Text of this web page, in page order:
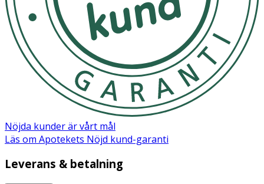
Nöjda kunder är vårt mål
Läs om Apotekets Nöjd kund-garanti
Leverans & betalning